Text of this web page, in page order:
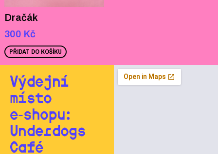
Dračák
300 Kč
PŘIDAT DO KOŠÍKU
Výdejní
místo
e‑shopu:
Underdogs
Café